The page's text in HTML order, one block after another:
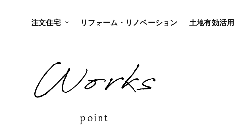
注文住宅 リフォーム・リノベーション 土地有効活用
point